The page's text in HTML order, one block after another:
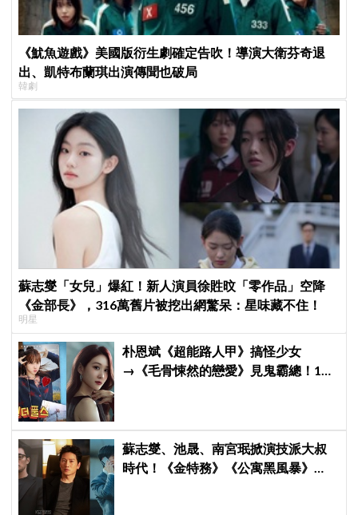
《魷魚遊戲》美國版衍生劇確定告吹！導演大衛芬奇退
出、凱特布蘭琪出演傳聞也破局
韓劇
蘇志燮「女兒」爆紅！新人演員徐貹旼「零作品」空降
《金部長》，316萬舊片被挖出網驚呆：星味藏不住！
明星
朴恩斌《超能路人甲》搞怪少女
→《毛骨悚然的戀愛》見鬼霸總！180
蘇志燮、池晟、南宮珉掀演技派大叔
時代！《金特務》《公寓黑風暴》